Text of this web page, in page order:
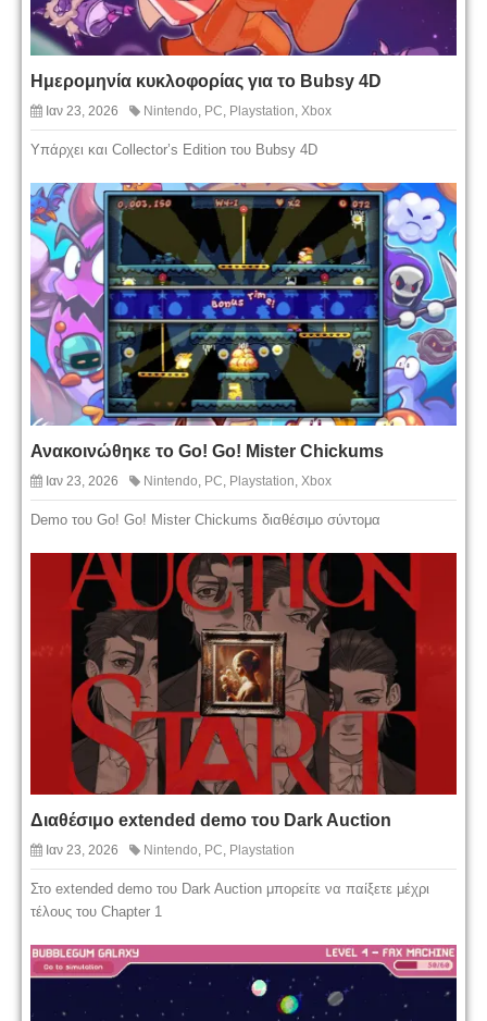
Ημερομηνία κυκλοφορίας για το Bubsy 4D
Ιαν 23, 2026 Nintendo, PC, Playstation, Xbox
Υπάρχει και Collector’s Edition του Bubsy 4D
Ανακοινώθηκε το Go! Go! Mister Chickums
Ιαν 23, 2026 Nintendo PC Playstation Xbox
Demo του Go! Go! Mister Chickums διαθέσιμο σύντομα
Διαθέσιμο extended demo του Dark Auction
Ιαν 23, 2026 Nintendo, PC, Playstation
Στο extended demo του Dark Auction μπορείτε να παίξετε μέχρι
τέλους του Chapter 1